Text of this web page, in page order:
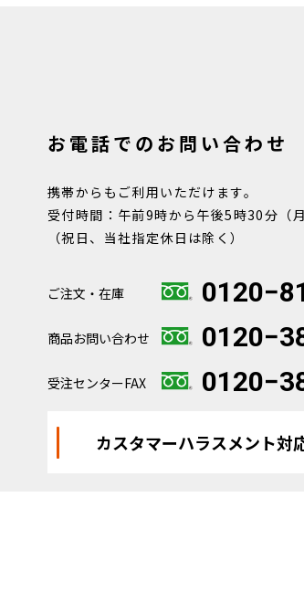
お電話でのお問い合わせ
携帯からもご利用いただけます。
受付時間：午前9時から午後5時30分（月
（祝日、当社指定休日は除く）
ご注文・在庫
商品お問い合わせ
受注センターFAX
カスタマーハラスメント対